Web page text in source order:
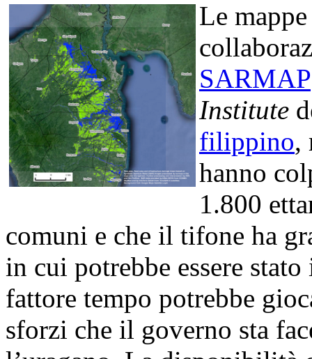
Le
SARMAP
Institute
filippino,
hanno
1.800
comuni e che il tifone ha
in cui potrebbe essere
fattore tempo potrebbe
sforzi che il governo sta